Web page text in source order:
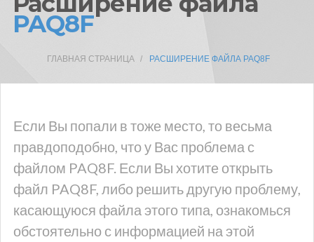
PAQ8F
ГЛАВНАЯ СТРАНИЦА РАСШИРЕНИЕ ФАЙЛА PAQ8F
Если Вы попали в тоже место, то весьма
правдоподобно, что у Вас проблема с
файлом PAQ8F. Если Вы хотите открыть
файл PAQ8F, либо решить другую проблему,
касающуюся файла этого типа, ознакомься
обстоятельно с информацией на этой